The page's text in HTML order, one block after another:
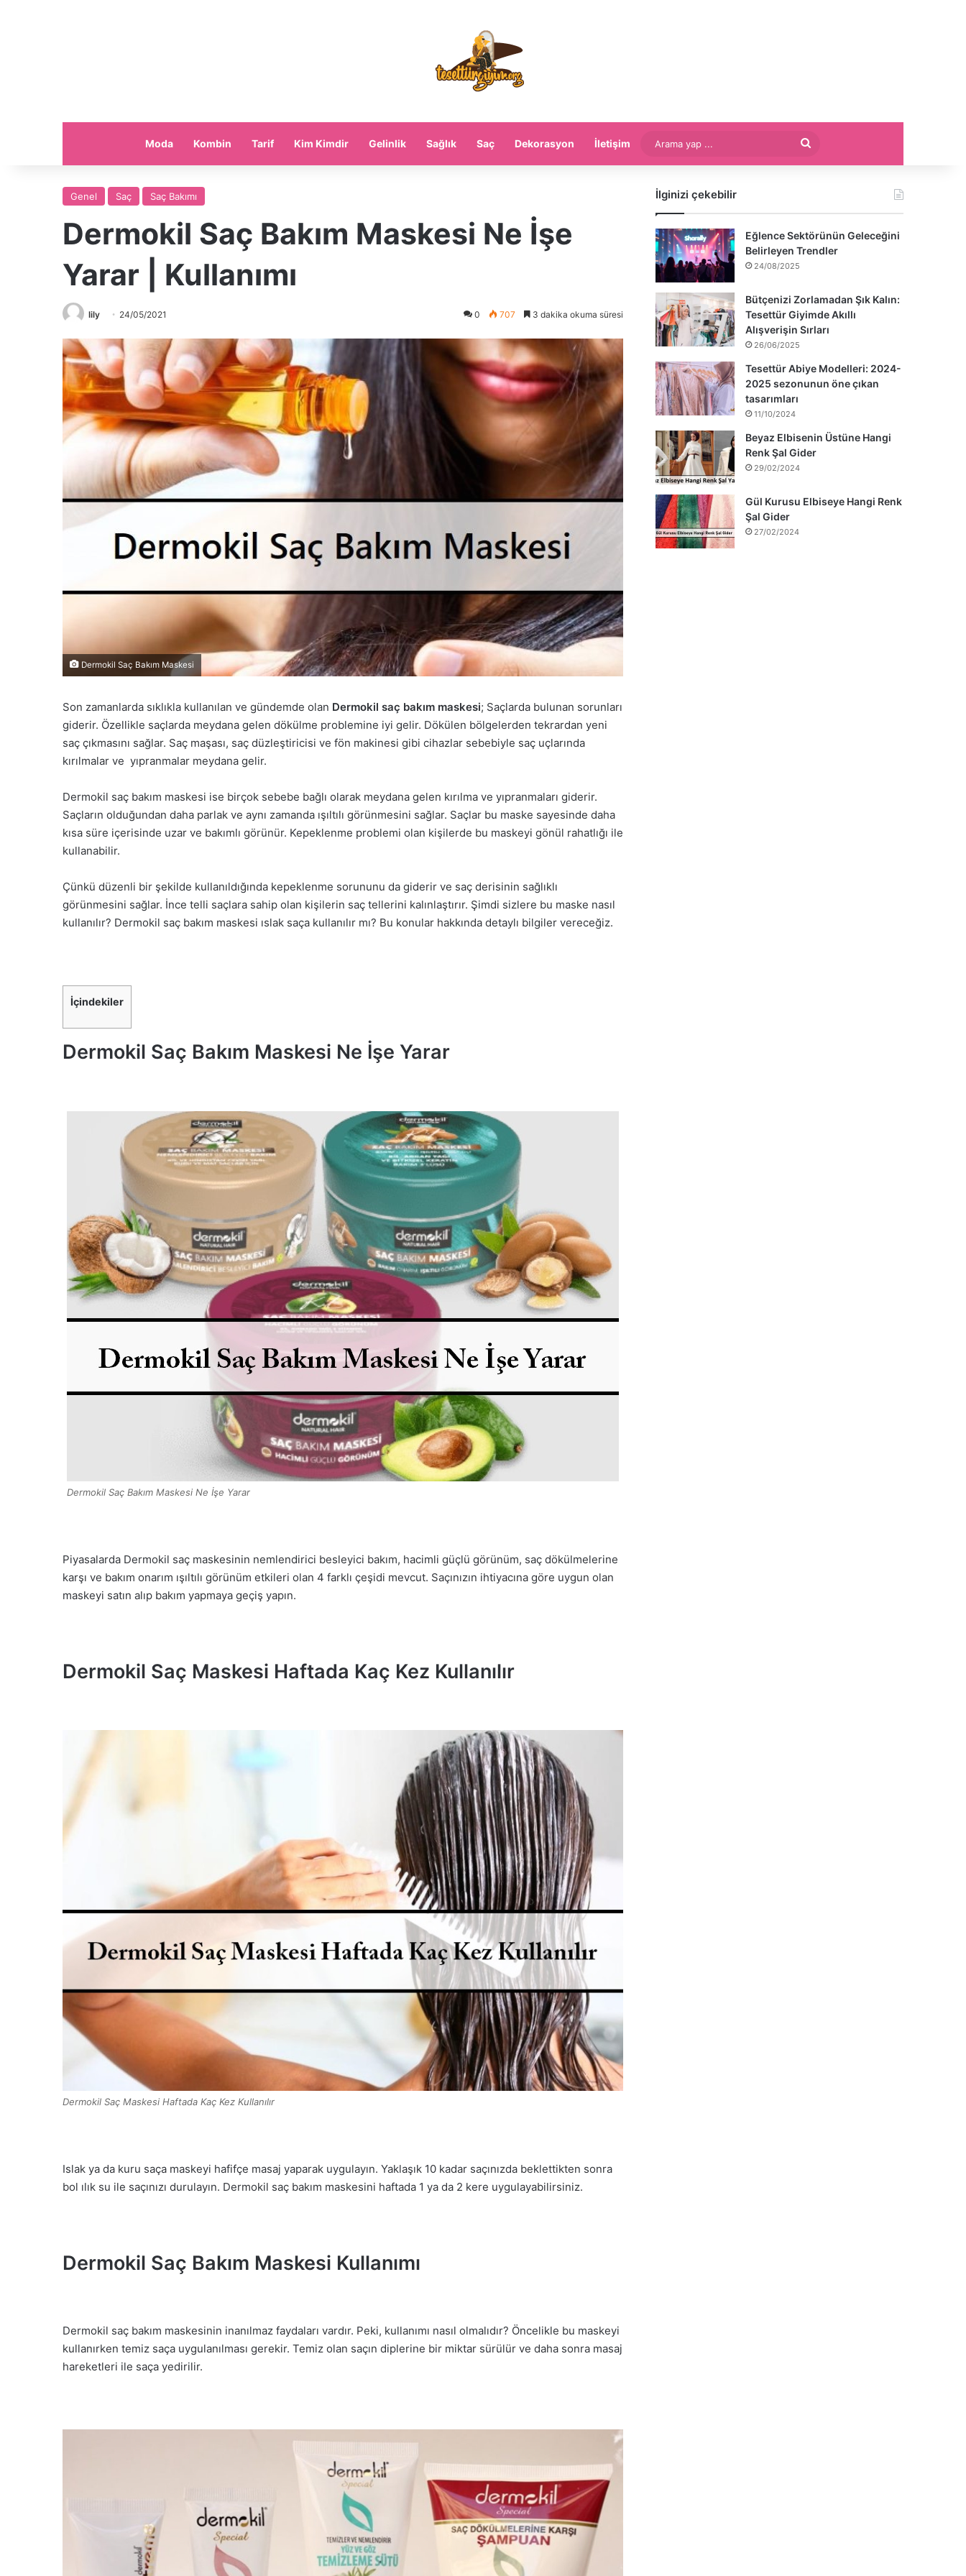
Moda Kombin Tarif Kim Kimdir Gelinlik Sağlık Saç Dekorasyon İletişim
yap
Genel Saç Saç Bakımı
Dermokil Saç Bakım Maskesi Ne İşe
Yarar | Kullanımı
lily 24/05/2021 0 707 3 dakika okuma süresi
Dermokil Saç Bakım Maskesi
Son zamanlarda sıklıkla kullanılan ve gündemde olan Dermokil saç bakım maskesi; Saçlarda bulunan sorunları
giderir. Özellikle saçlarda meydana gelen dökülme problemine iyi gelir. Dökülen bölgelerden tekrardan yeni
saç çıkmasını sağlar. Saç maşası, saç düzleştiricisi ve fön makinesi gibi cihazlar sebebiyle saç uçlarında
kırılmalar ve yıpranmalar meydana gelir.
Dermokil saç bakım maskesi ise birçok sebebe bağlı olarak meydana gelen kırılma ve yıpranmaları giderir.
Saçların olduğundan daha parlak ve aynı zamanda ışıltılı görünmesini sağlar. Saçlar bu maske sayesinde daha
kısa süre içerisinde uzar ve bakımlı görünür. Kepeklenme problemi olan kişilerde bu maskeyi gönül rahatlığı ile
kullanabilir.
Çünkü düzenli bir şekilde kullanıldığında kepeklenme sorununu da giderir ve saç derisinin sağlıklı
görünmesini sağlar. İnce telli saçlara sahip olan kişilerin saç tellerini kalınlaştırır. Şimdi sizlere bu maske nasıl
kullanılır? Dermokil saç bakım maskesi ıslak saça kullanılır mı? Bu konular hakkında detaylı bilgiler vereceğiz.
İçindekiler
Dermokil Saç Bakım Maskesi Ne İşe Yarar
Dermokil Saç Bakım Maskesi Ne İşe Yarar
Piyasalarda Dermokil saç maskesinin nemlendirici besleyici bakım, hacimli güçlü görünüm, saç dökülmelerine
karşı ve bakım onarım ışıltılı görünüm etkileri olan 4 farklı çeşidi mevcut. Saçınızın ihtiyacına göre uygun olan
maskeyi satın alıp bakım yapmaya geçiş yapın.
Dermokil Saç Maskesi Haftada Kaç Kez Kullanılır
Dermokil Saç Maskesi Haftada Kaç Kez Kullanılır
Islak ya da kuru saça maskeyi hafifçe masaj yaparak uygulayın. Yaklaşık 10 kadar saçınızda beklettikten sonra
bol ılık su ile saçınızı durulayın. Dermokil saç bakım maskesini haftada 1 ya da 2 kere uygulayabilirsiniz.
Dermokil Saç Bakım Maskesi Kullanımı
Dermokil saç bakım maskesinin inanılmaz faydaları vardır. Peki, kullanımı nasıl olmalıdır? Öncelikle bu maskeyi
kullanırken temiz saça uygulanılması gerekir. Temiz olan saçın diplerine bir miktar sürülür ve daha sonra masaj
hareketleri ile saça yedirilir.
İlginizi çekebilir
Eğlence Sektörünün Geleceğini
Belirleyen Trendler
24/08/2025
Bütçenizi Zorlamadan Şık Kalın:
Tesettür Giyimde Akıllı
Alışverişin Sırları
26/06/2025
Tesettür Abiye Modelleri: 2024-
2025 sezonunun öne çıkan
tasarımları
11/10/2024
Beyaz Elbisenin Üstüne Hangi
Renk Şal Gider
29/02/2024
Gül Kurusu Elbiseye Hangi Renk
Şal Gider
27/02/2024